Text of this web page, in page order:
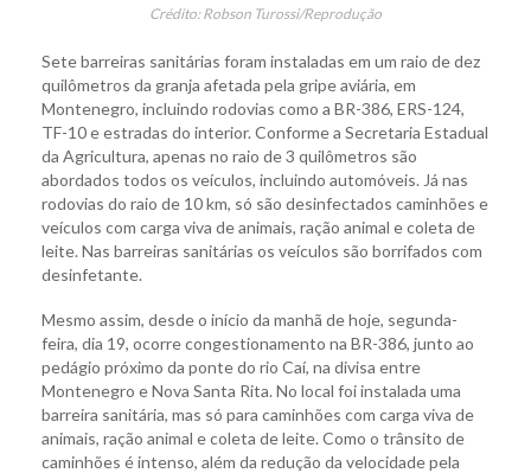
Crédito: Robson Turossi/Reprodução
Sete barreiras sanitárias foram instaladas em um raio de dez
quilômetros da granja afetada pela gripe aviária, em
Montenegro, incluindo rodovias como a BR-386, ERS-124,
TF-10 e estradas do interior. Conforme a Secretaria Estadual
da Agricultura, apenas no raio de 3 quilômetros são
abordados todos os veículos, incluindo automóveis. Já nas
rodovias do raio de 10 km, só são desinfectados caminhões e
veículos com carga viva de animais, ração animal e coleta de
leite. Nas barreiras sanitárias os veículos são borrifados com
desinfetante.
Mesmo assim, desde o início da manhã de hoje, segunda-
feira, dia 19, ocorre congestionamento na BR-386, junto ao
pedágio próximo da ponte do rio Caí, na divisa entre
Montenegro e Nova Santa Rita. No local foi instalada uma
barreira sanitária, mas só para caminhões com carga viva de
animais, ração animal e coleta de leite. Como o trânsito de
caminhões é intenso, além da redução da velocidade pela